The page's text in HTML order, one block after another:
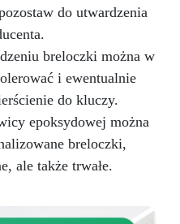
do utwardzenia
breloczki można w
i ewentualnie
do kluczy.
epoksydowej można
breloczki,
ale także trwałe.